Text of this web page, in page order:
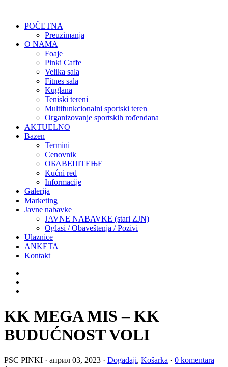
POČETNA
Preuzimanja
O NAMA
Foaje
Pinki Caffe
Velika sala
Fitnes sala
Kuglana
Teniski tereni
Multifunkcionalni sportski teren
Organizovanje sportskih rođendana
AKTUELNO
Bazen
Termini
Cenovnik
ОБАВЕШТЕЊЕ
Kućni red
Informacije
Galerija
Marketing
Javne nabavke
JAVNE NABAVKE (stari ZJN)
Oglasi / Obaveštenja / Pozivi
Ulaznice
ANKETA
Kontakt
KK MEGA MIS – KK
BUDUĆNOST VOLI
PSC PINKI · април 03, 2023 · Događaji, Košarka · 0 komentara